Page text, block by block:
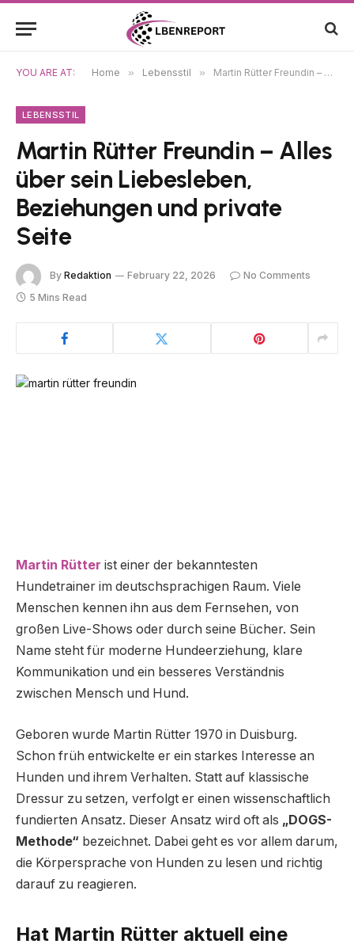
YOU ARE AT: Home » Lebensstil » Martin Rütter Freundin – Alles über sein Liebesleben, Beziehungen und private Seite
LEBENSSTIL
Martin Rütter Freundin – Alles
über sein Liebesleben,
Beziehungen und private
Seite
By Redaktion February 22, 2026
No Comments
5 Mins Read
Martin Rütter ist einer der bekanntesten
Hundetrainer im deutschsprachigen Raum. Viele
Menschen kennen ihn aus dem Fernsehen, von
großen Live-Shows oder durch seine Bücher. Sein
Name steht für moderne Hundeerziehung, klare
Kommunikation und ein besseres Verständnis
zwischen Mensch und Hund.
Geboren wurde Martin Rütter 1970 in Duisburg.
Schon früh entwickelte er ein starkes Interesse an
Hunden und ihrem Verhalten. Statt auf klassische
Dressur zu setzen, verfolgt er einen wissenschaftlich
fundierten Ansatz. Dieser Ansatz wird oft als „DOGS-
Methode“ bezeichnet. Dabei geht es vor allem darum,
die Körpersprache von Hunden zu lesen und richtig
darauf zu reagieren.
Hat Martin Rütter aktuell eine